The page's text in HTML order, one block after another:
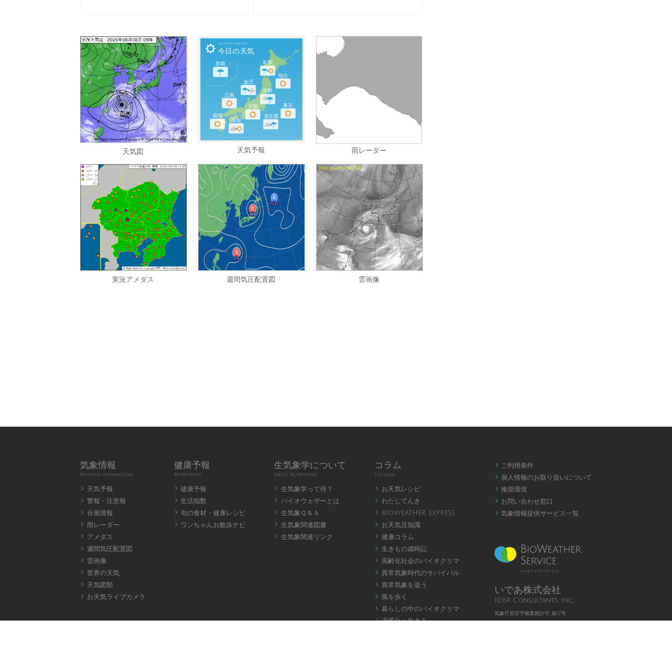
天気図
 Weather Forecast
今日の天気
札幌
仙台
金沢
東京
長野
名古屋
大阪
広島
高知
福岡
那覇
天気予報 雨レーダー
実況アメダス 週間気圧配置図 雲画像
気象情報
Weather Information
 天気予報
 警報・注意報
 台風情報
 雨レーダー
 アメダス
 週間気圧配置図
 雲画像
 世界の天気
 天気図類
 お天気ライブカメラ
健康予報
BioWeather
 健康予報
 生活指数
 旬の食材・健康レシピ
 ワンちゃんお散歩ナビ
生気象学について
About BioWeather
 生気象学って何？
 バイオウェザーとは
 生気象Ｑ＆Ａ
 生気象関連図書
 生気象関連リンク
コラム
Column
 お天気レシピ
 わたしてんき
 BIOWEATHER EXPRESS
 お天気豆知識
 健康コラム
 生きもの歳時記
 高齢化社会のバイオクリマ
 異常気象時代のサバイバル
 異常気象を追う
 風を歩く
 暮らしの中のバイオクリマ
 温暖化と生きる
 ご利用条件
 個人情報のお取り扱いについて
 推奨環境
 お問い合わせ窓口
 気象情報提供サービス一覧
バイオウェザーサービス
いであ株式会社
IDEA Consultants, Inc.
気象庁長官予報業務許可 第12号